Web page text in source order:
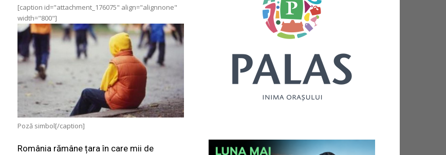
[caption id="attachment_176075" align="alignnone"
width="800"]
Poză simbol[/caption]
România rămâne țara în care mii de